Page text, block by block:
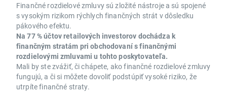
Finančné rozdielové zmluvy sú zložité nástroje a sú spojené
s vysokým rizikom rýchlych finančných strát v dôsledku
pákového efektu.
Na 77 % účtov retailových investorov dochádza k
finančným stratám pri obchodovaní s finančnými
rozdielovými zmluvami u tohto poskytovateľa.
Mali by ste zvážiť, či chápete, ako finančné rozdielové zmluvy
fungujú, a či si môžete dovoliť podstúpiť vysoké riziko, že
utrpíte finančné straty.